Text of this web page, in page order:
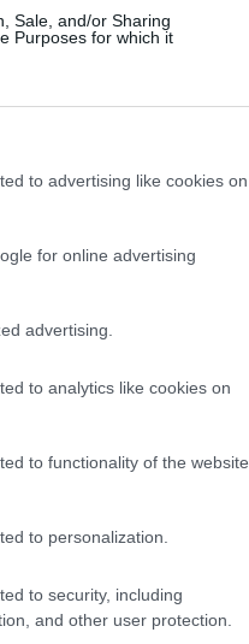
Sale, and/or Sharing
Purposes for which it
to advertising like cookies on
for online advertising
advertising.
to analytics like cookies on
to functionality of the website
to personalization.
to security, including
and other user protection.